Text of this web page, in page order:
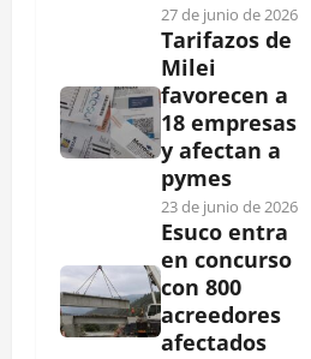
27 de junio de 2026
Tarifazos de
Milei
favorecen a
18 empresas
y afectan a
pymes
23 de junio de 2026
Esuco entra
en concurso
con 800
acreedores
afectados